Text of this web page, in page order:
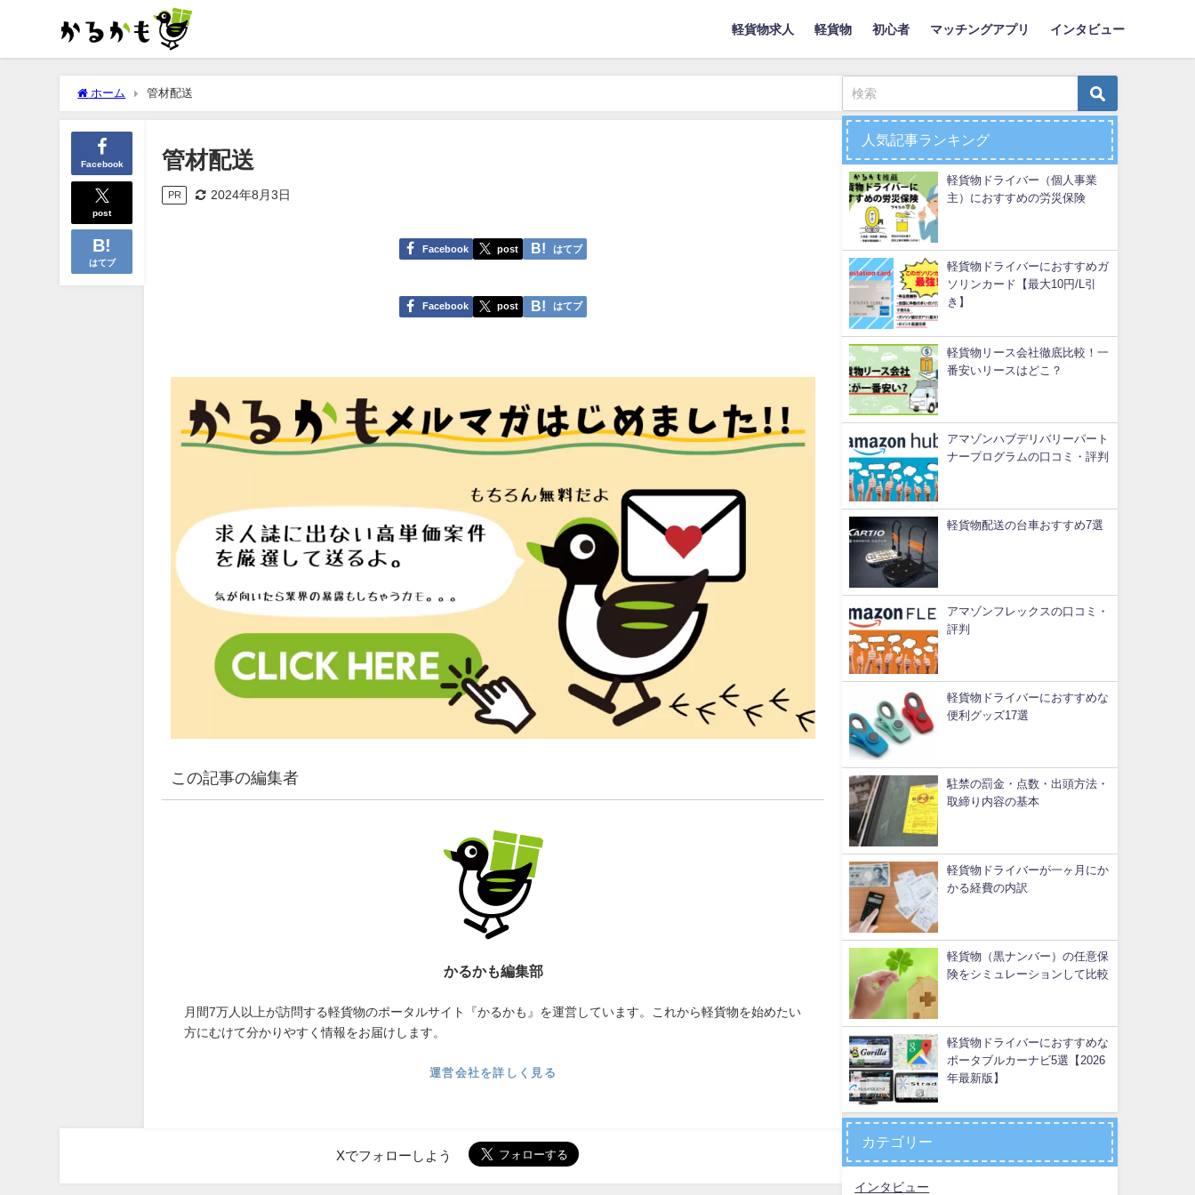
軽貨物求人 軽貨物 初心者 マッチングアプリ インタビュー
ホーム 管材配送
Facebook
post
はてブ
管材配送
PR 2024年8月3日
Facebook post はてブ
Facebook post はてブ
この記事の編集者
かるかも編集部
月間7万人以上が訪問する軽貨物のポータルサイト『かるかも』を運営しています。これから軽貨物を始めたい
方にむけて分かりやすく情報をお届けします。
運営会社を詳しく見る
Xでフォローしよう
人気記事ランキング
軽貨物ドライバー（個人事業
主）におすすめの労災保険
軽貨物ドライバーにおすすめガ
ソリンカード【最大10円/L引
き】
軽貨物リース会社徹底比較！一
番安いリースはどこ？
アマゾンハブデリバリーパート
ナープログラムの口コミ・評判
軽貨物配送の台車おすすめ7選
アマゾンフレックスの口コミ・
評判
軽貨物ドライバーにおすすめな
便利グッズ17選
駐禁の罰金・点数・出頭方法・
取締り内容の基本
軽貨物ドライバーが一ヶ月にか
かる経費の内訳
軽貨物（黒ナンバー）の任意保
険をシミュレーションして比較
軽貨物ドライバーにおすすめな
ポータブルカーナビ5選【2026
年最新版】
カテゴリー
インタビュー